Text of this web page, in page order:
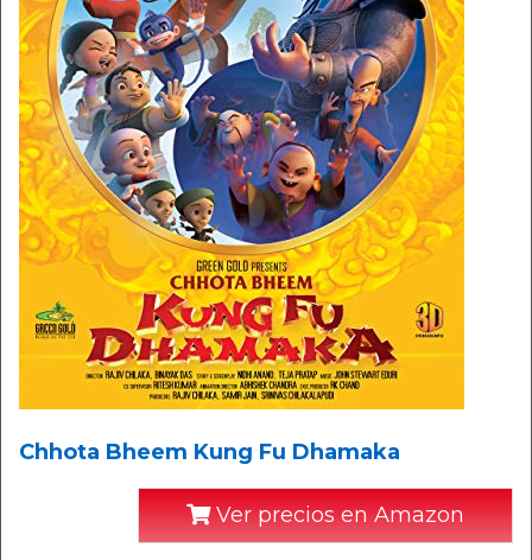
Chhota Bheem Kung Fu Dhamaka
Ver precios en Amazon